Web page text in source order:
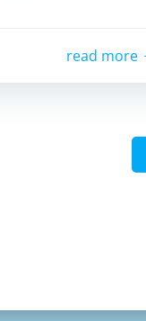
read more